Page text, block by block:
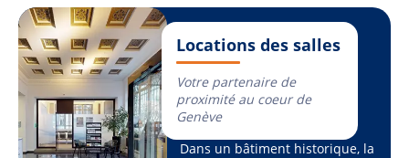
Locations des salles
Votre partenaire de
proximité au coeur de
Genève
Dans un bâtiment historique, la